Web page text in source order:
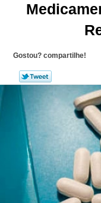
Gostou? compartilhe!